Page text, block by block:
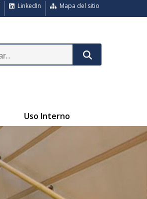
Mapa del sitio
LinkedIn
Uso Interno